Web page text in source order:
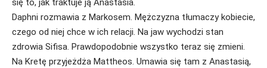
się to, jak traktuje ją Anastasia.
Daphni rozmawia z Markosem. Mężczyzna tłumaczy kobiecie,
czego od niej chce w ich relacji. Na jaw wychodzi stan
zdrowia Sifisa. Prawdopodobnie wszystko teraz się zmieni.
Na Kretę przyjeżdża Mattheos. Umawia się tam z Anastasią,